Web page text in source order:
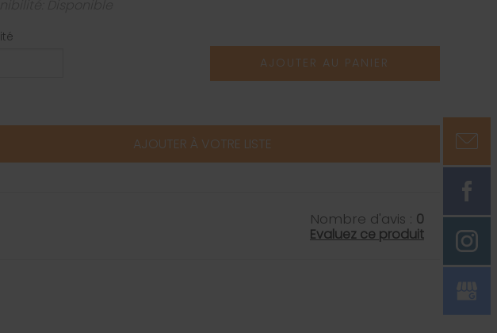
AJOUTER AU PANIER
AJOUTER À VOTRE LISTE
Nombre d'avis : 0
Evaluez ce produit